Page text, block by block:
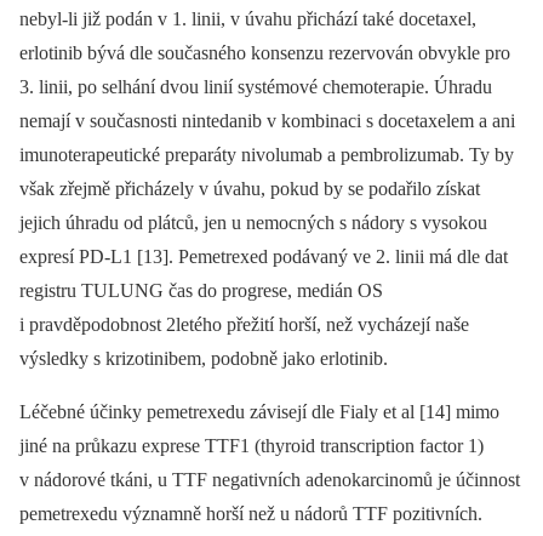
nebyl-li již podán v 1. linii, v úvahu přichází také docetaxel,
erlotinib bývá dle současného konsenzu rezervován obvykle pro
3. linii, po selhání dvou linií systémové chemoterapie. Úhradu
nemají v současnosti nintedanib v kombinaci s docetaxelem a ani
imunoterapeutické preparáty nivolumab a pembrolizumab. Ty by
však zřejmě přicházely v úvahu, pokud by se podařilo získat
jejich úhradu od plátců, jen u nemocných s nádory s vysokou
expresí PD-L1 [13]. Pemetrexed podávaný ve 2. linii má dle dat
registru TULUNG čas do progrese, medián OS
i pravděpodobnost 2letého přežití horší, než vycházejí naše
výsledky s krizotinibem, podobně jako erlotinib.
Léčebné účinky pemetrexedu závisejí dle Fialy et al [14] mimo
jiné na průkazu exprese TTF1 (thyroid transcription factor 1)
v nádorové tkáni, u TTF negativních adenokarcinomů je účinnost
pemetrexedu významně horší než u nádorů TTF pozitivních.